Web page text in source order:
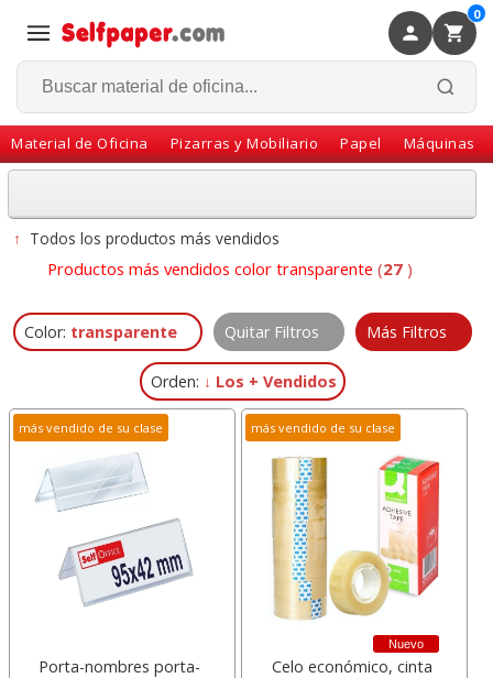
0
Material de Oficina Pizarras y Mobiliario Papel Máquinas
Volver
↑ Todos los productos más vendidos
Productos más vendidos color transparente (27 )
Color: transparente Quitar Filtros Más Filtros
Orden: ↓ Los + Vendidos
más vendido de su clase
Porta-nombres porta-
más vendido de su clase
Nuevo
Celo económico, cinta